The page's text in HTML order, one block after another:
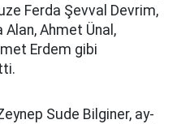
Ferda Şevval Devrim,
Alan, Ahmet Ünal,
Erdem gibi
Sude Bilginer, ay-